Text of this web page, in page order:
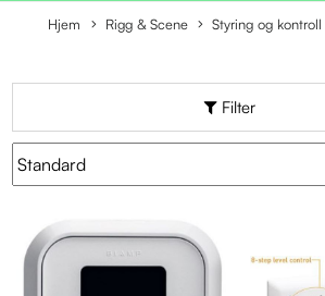
Hjem Rigg & Scene Styring og kontroll
Filter